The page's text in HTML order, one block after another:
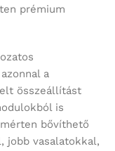
prémium
a
összeállítást
is
bővíthető
jobb vasalatokkal,